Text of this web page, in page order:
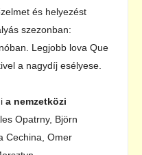
és helyezést
szezonban:
Legjobb lova Que
a nagydíj esélyese.
a nemzetközi
Opatrny, Björn
Cechina, Omer